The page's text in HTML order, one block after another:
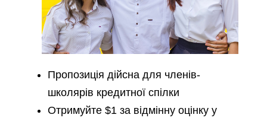
Пропозиція дійсна для членів-
школярів кредитної спілки
Отримуйте $1 за відмінну оцінку у